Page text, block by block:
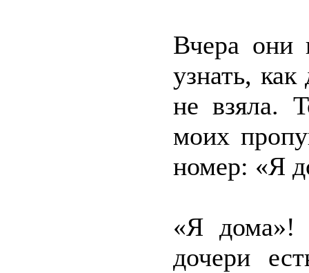
Вчера они
узнать,
не взяла.
моих
номер: «Я
«Я дома»!
дочери